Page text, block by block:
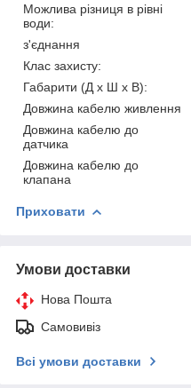
Можлива різниця в рівні
води:
з'єднання
Клас захисту:
Габарити (Д х Ш х В):
Довжина кабелю живлення
Довжина кабелю до
датчика
Довжина кабелю до
клапана
Приховати
Умови доставки
Нова Пошта
Самовивіз
Всі умови доставки